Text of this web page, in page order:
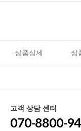
상품상세 상
고객 상담 센터
070-8800-